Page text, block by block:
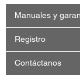
Manuales y
Registro
Contáctanos